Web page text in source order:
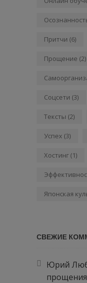
Притчи (6)
Прощение (2)
Соцсети (3)
Тексты (2)
Успех (3)
Хостинг (1)
Японская
СВЕЖИЕ
Юрий
прощения